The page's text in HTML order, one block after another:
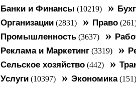
Банки и Финансы (10219) »
Организации (2831) » Право
Промышленность (3637) »
Реклама и Маркетинг (3319) »
Сельское хозяйство (442) »
Услуги (10397) » Экономика(151)